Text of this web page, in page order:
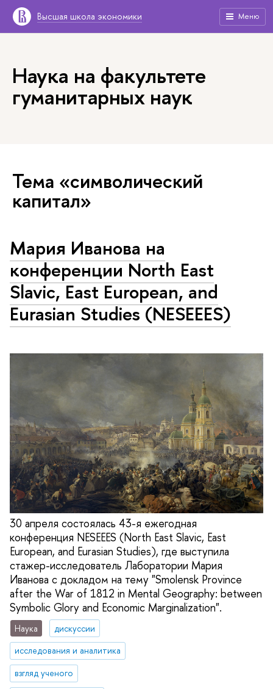
Высшая школа экономики Меню
Наука на факультете
гуманитарных наук
Тема «символический
капитал»
Мария Иванова на
конференции North East
Slavic, East European, and
Eurasian Studies (NESEEES)
30 апреля состоялась 43-я ежегодная
конференция NESEEES (North East Slavic, East
European, and Eurasian Studies), где выступила
стажер-исследователь Лаборатории Мария
Иванова с докладом на тему "Smolensk Province
after the War of 1812 in Mental Geography: between
Symbolic Glory and Economic Marginalization".
Наука
дискуссии
исследования и аналитика
взгляд ученого